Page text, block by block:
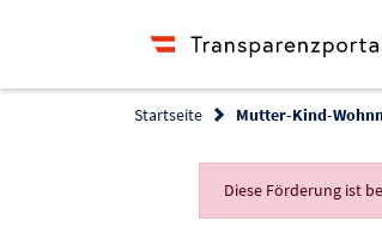
Startseite Mutter-Kind-
Diese Förderung ist